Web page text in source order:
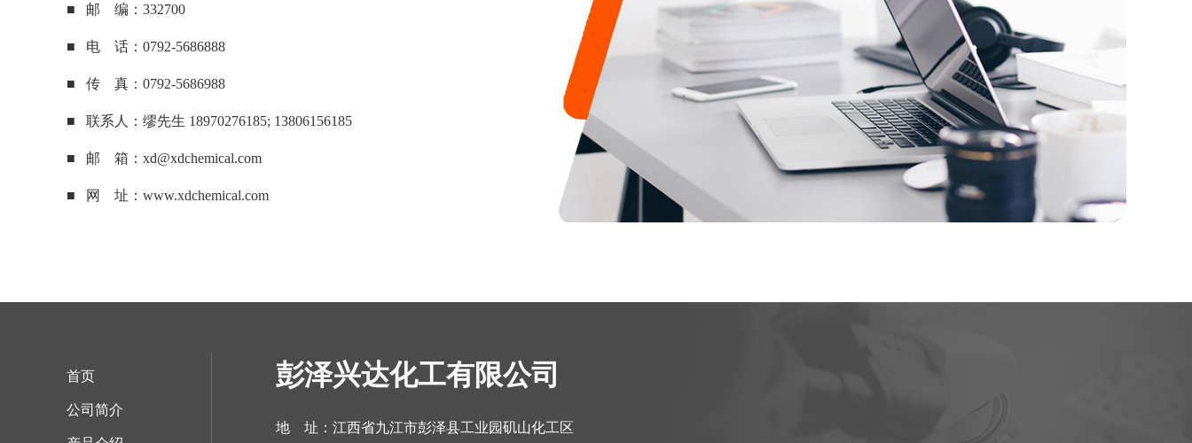
■ 邮 编：332700
■ 电 话：0792-5686888
■ 传 真：0792-5686988
■ 联系人：缪先生 18970276185; 13806156185
■ 邮 箱： xd@xdchemical.com
■ 网 址： www.xdchemical.com
首页
公司简介
彭泽兴达化工有限公司
地 址：江西省九江市彭泽县工业园矶山化工区